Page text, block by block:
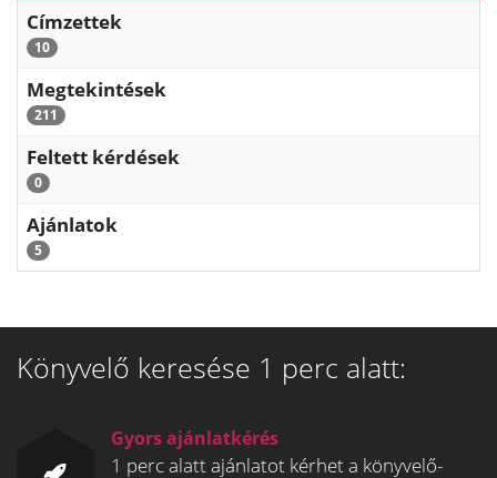
Címzettek
10
Megtekintések
211
Feltett kérdések
0
Ajánlatok
5
Könyvelő keresése 1 perc alatt:
Gyors ajánlatkérés
1 perc alatt ajánlatot kérhet a könyvelő-